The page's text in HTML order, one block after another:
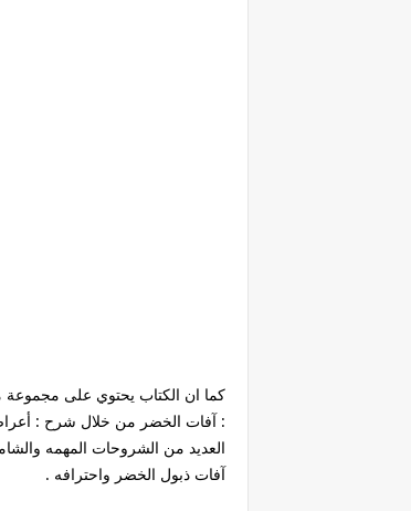
كما ان الكتاب يحتوي على
: آفات الخضر من خلال شرح :
العديد من الشروحات المهمه
آفات ذبول الخضر واحترافه .